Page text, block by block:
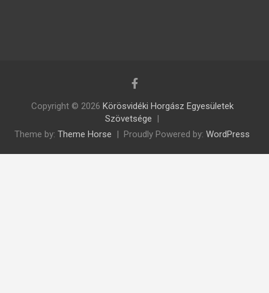
Copyright © 2026 Körösvidéki Horgász Egyesületek
Szövetsége
Theme by: Theme Horse Proudly Powered by: WordPress